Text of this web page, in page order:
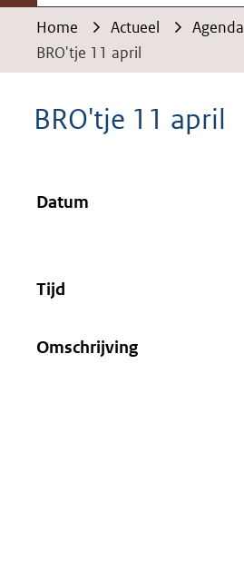
Home Actueel
Agenda
BRO'tje 11 april
BRO'tje 11 april
Datum
Tijd
Omschrijving